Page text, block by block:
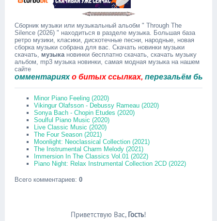
Сборник музыки или музыкальный альобм " Through The
Silence (2026) " находиться в разделе музыка. Большая база
ретро музики, класики, дискотечные песни, народные, новая
сборка музыки собрана для вас. Скачать новинки музыки
скачать, музыкановинки бесплатно скачать, скачать музыку
альбом, mp3 музыка новинки, самая модная музыка на нашем
сайте
о битых ссылках,перезальём быстро.
Minor Piano Feeling (2020)
Vikingur Olafsson - Debussy Rameau (2020)
Sonya Bach - Chopin Etudes (2020)
Soulful Piano Music (2020)
Live Classic Music (2020)
The Four Season (2021)
Moonlight: Neoclassical Collection (2021)
The Instrumental Charm Melody (2021)
Immersion In The Classics Vol.01 (2022)
Piano Night: Relax Instrumental Collection 2CD (2022)
Всего комментариев: 0
Приветствую Вас, Гость!